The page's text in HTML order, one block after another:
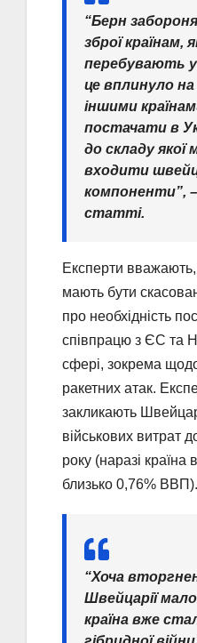
“Берн
зброї країнам,
перебувають у
це вплинуло на
іншими
постачати в
до складу якої
входити
компоненти”,
статті.
Експерти
мають бути
про необхідність
співпрацю з ЄС та
сфері, зокрема
ракетних атак.
закликають
військових витрат
року (наразі
близько 0,76% ВВП).
“Хоча
Швейцарії
країна вже